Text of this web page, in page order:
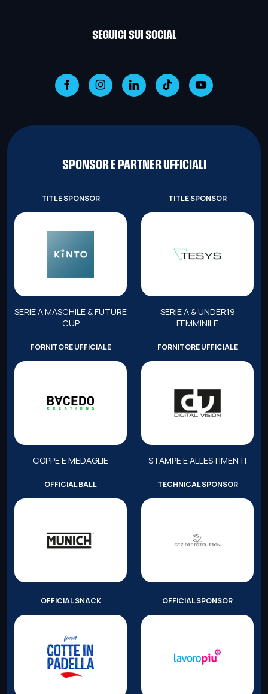
SEGUICI SUI SOCIAL
SPONSOR E PARTNER UFFICIALI
TITLE SPONSOR
SERIE A MASCHILE & FUTURE
CUP
TITLE SPONSOR
SERIE A & UNDER19
FEMMINILE
FORNITORE UFFICIALE
COPPE E MEDAGLIE
FORNITORE UFFICIALE
STAMPE E ALLESTIMENTI
OFFICIAL BALL TECHNICAL SPONSOR
OFFICIAL SNACK OFFICIAL SPONSOR